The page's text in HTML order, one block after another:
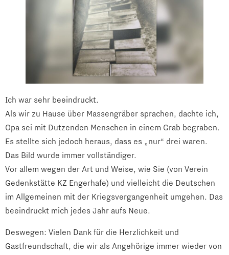
Ich war sehr beeindruckt.
Als wir zu Hause über Massengräber sprachen, dachte ich,
Opa sei mit Dutzenden Menschen in einem Grab begraben.
Es stellte sich jedoch heraus, dass es „nur“ drei waren.
Das Bild wurde immer vollständiger.
Vor allem wegen der Art und Weise, wie Sie (von Verein
Gedenkstätte KZ Engerhafe) und vielleicht die Deutschen
im Allgemeinen mit der Kriegsvergangenheit umgehen. Das
beeindruckt mich jedes Jahr aufs Neue.
Deswegen: Vielen Dank für die Herzlichkeit und
Gastfreundschaft, die wir als Angehörige immer wieder von